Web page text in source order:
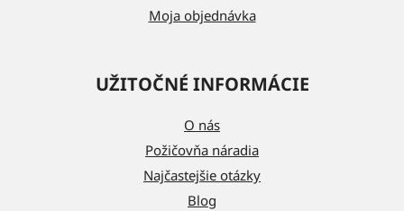
Moja objednávka
UŽITOČNÉ INFORMÁCIE
O nás
Požičovňa náradia
Najčastejšie otázky
Blog